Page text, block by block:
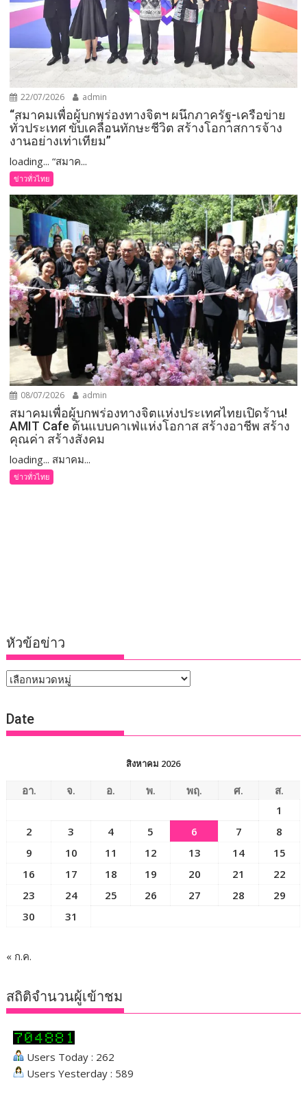
22/07/2026 admin
“สมาคมเพื่อผู้บกพร่องทางจิตฯ ผนึกภาครัฐ-เครือข่าย
ทั่วประเทศ ขับเคลื่อนทักษะชีวิต สร้างโอกาสการจ้าง
งานอย่างเท่าเทียม”
loading... “สมาค...
ข่าวทั่วไทย
08/07/2026 admin
สมาคมเพื่อผู้บกพร่องทางจิตแห่งประเทศไทยเปิดร้าน!
AMIT Cafe ต้นแบบคาเฟ่แห่งโอกาส สร้างอาชีพ สร้าง
คุณค่า สร้างสังคม
loading... สมาคม...
ข่าวทั่วไทย
หัวข้อข่าว
หัวข้อ
Date
สิงหาคม 2026
อา. จ. อ. พ. พฤ. ศ.
ส.
1
2
3 4 5 6 7
8
9
10 11 12 13 14
15
16
17 18 19 20 21
22
23
24 25 26 27 28
29
30
31
« ก.ค.
สถิติจำนวนผู้เข้าชม
Users Today : 262
Users Yesterday : 589